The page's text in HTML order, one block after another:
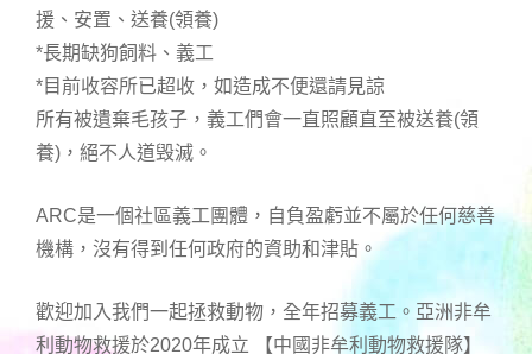
援、安置、送養(領養)
*長期缺狗飼料、義工
*目前收容所已超收，如造成不便還請見諒
所有被遺棄毛孩子，義工們會一直照顧直至被送養(領
養)，絕不人道毁滅。
ARC是一個社區義工團體，自負盈虧並不屬於任何慈善
機構，沒有得到任何政府的資助和津貼。
歡迎加入我們一起拯救動物，全年招募義工。亞洲非牟
利動物救援於2020年成立 【中國非牟利動物救援隊】